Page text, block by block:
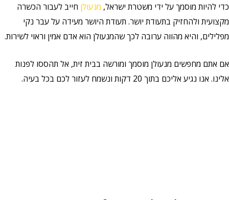
כדי להיות מוסמך על ידי משטרת ישראל, מנעולן חייב לעבור הכשרה
מקצועית ולהחזיק בתעודת יושר. תעודת היושר מעידה על עבר נקי
מפלילים, והיא מהווה ערובה לכך שהמנעולן הוא אדם אמין וראוי לשירות.
אם אתם מחפשים מנעולן מוסמך ומורשה בבית זית, אל תהססו לפנות
אלינו. אנו נגיע אליכם בתוך 20 דקות ונשמח לעזור לכם בכל בעיה.